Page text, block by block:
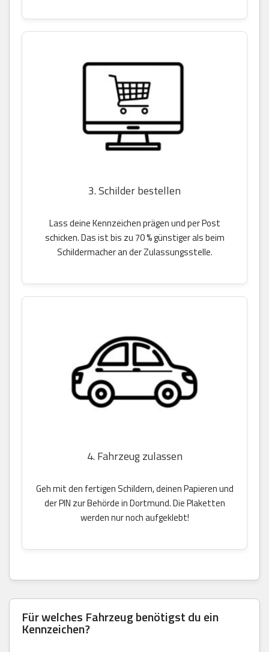
3. Schilder bestellen
Lass deine Kennzeichen prägen und per Post
schicken. Das ist bis zu 70 % günstiger als beim
Schildermacher an der Zulassungsstelle.
4. Fahrzeug zulassen
Geh mit den fertigen Schildern, deinen Papieren und
der PIN zur Behörde in Dortmund. Die Plaketten
werden nur noch aufgeklebt!
Für welches Fahrzeug benötigst du ein
Kennzeichen?